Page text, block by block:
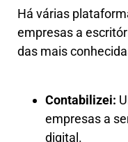
Há várias
empresas a
das mais
Contabilizei:
empresas a
digital.